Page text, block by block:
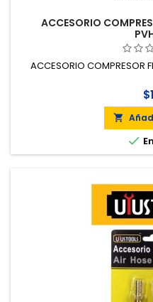
ACCESORIO
ACCESORIO COMPRESOR

